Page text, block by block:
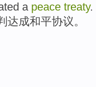
a peace treaty.
达成和平协议。